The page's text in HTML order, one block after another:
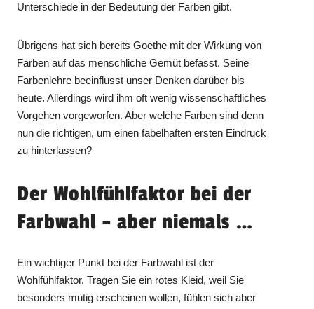
Unterschiede in der Bedeutung der Farben gibt.
Übrigens hat sich bereits Goethe mit der Wirkung von
Farben auf das menschliche Gemüt befasst. Seine
Farbenlehre beeinflusst unser Denken darüber bis
heute. Allerdings wird ihm oft wenig wissenschaftliches
Vorgehen vorgeworfen. Aber welche Farben sind denn
nun die richtigen, um einen fabelhaften ersten Eindruck
zu hinterlassen?
Der Wohlfühlfaktor bei der
Farbwahl – aber niemals …
Ein wichtiger Punkt bei der Farbwahl ist der
Wohlfühlfaktor. Tragen Sie ein rotes Kleid, weil Sie
besonders mutig erscheinen wollen, fühlen sich aber